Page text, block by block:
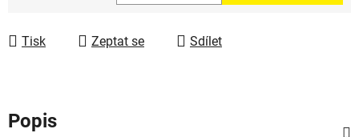
Tisk Zeptat se Sdílet
Popis